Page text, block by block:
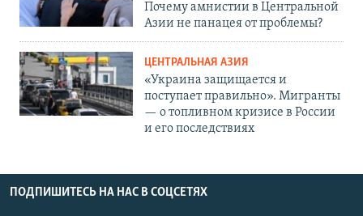
Почему амнистии в Центральной
Азии не панацея от проблемы?
ЦЕНТРАЛЬНАЯ АЗИЯ
«Украина защищается и
поступает правильно». Мигранты
— о топливном кризисе в России
и его последствиях
ПОДПИШИТЕСЬ НА НАС В СОЦСЕТЯХ